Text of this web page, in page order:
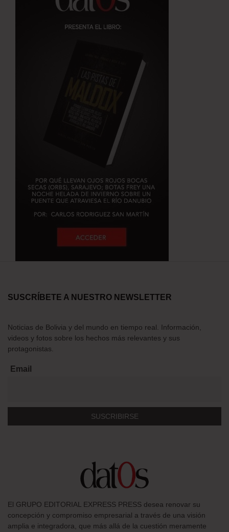
SUSCRÍBETE A NUESTRO NEWSLETTER
Noticias de Bolivia y del mundo en tiempo real. Información,
videos y fotos sobre los hechos más relevantes y sus
protagonistas.
Email
El GRUPO EDITORIAL EXPRESS PRESS desea renovar su
concepción y compromiso empresarial a través de una visión
amplia e integradora, que más allá de la cuestión meramente